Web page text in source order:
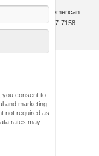
| All American
| Ventas:201-957-7158
you consent to
and marketing
not required as
rates may